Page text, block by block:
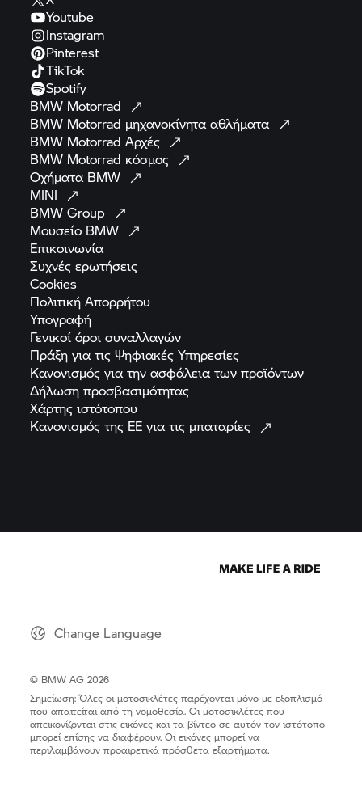
Youtube
Instagram
Pinterest
TikTok
Spotify
BMW Motorrad
BMW Motorrad μηχανοκίνητααθλήματα
BMW Motorrad Αρχές
BMW Motorrad κόσμος
Οχήματα BMW
MINI
BMWGroup
Μουσείο BMW
Επικοινωνία
Συχνέςερωτήσεις
Cookies
ΠολιτικήΑπορρήτου
Υπογραφή
Γενικοί όροισυναλλαγών
Πράξη για τις ΨηφιακέςΥπηρεσίες
Κανονισμός για την ασφάλεια τωνπροϊόντων
Δήλωσηπροσβασιμότητας
Χάρτηςιστότοπου
Κανονισμός της ΕΕ για τις μπαταρίες
Change Language
© BMW AG 2026
Σημείωση: Όλες οι μοτοσικλέτες παρέχονται μόνο με εξοπλισμό
που απαιτείται από τη νομοθεσία. Οι μοτοσικλέτες που
απεικονίζονται στις εικόνες και τα βίντεο σε αυτόν τον ιστότοπο
μπορεί επίσης να διαφέρουν. Οι εικόνες μπορεί να
περιλαμβάνουν προαιρετικά πρόσθετα εξαρτήματα.